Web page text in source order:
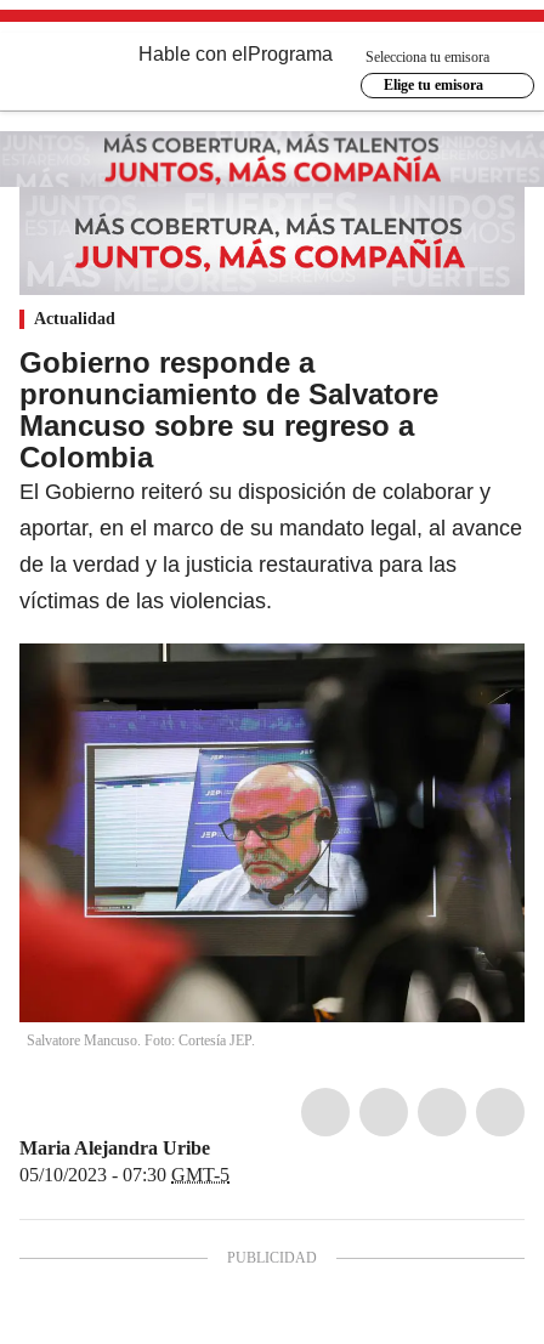
Hable con el Programa
Selecciona tu emisora
Elige tu emisora
Actualidad
Gobierno responde a
pronunciamiento de Salvatore
Mancuso sobre su regreso a
Colombia
El Gobierno reiteró su disposición de colaborar y
aportar, en el marco de su mandato legal, al avance
de la verdad y la justicia restaurativa para las
víctimas de las violencias.
Salvatore Mancuso. Foto: Cortesía JEP.
Maria Alejandra Uribe
05/10/2023 - 07:30 GMT-5